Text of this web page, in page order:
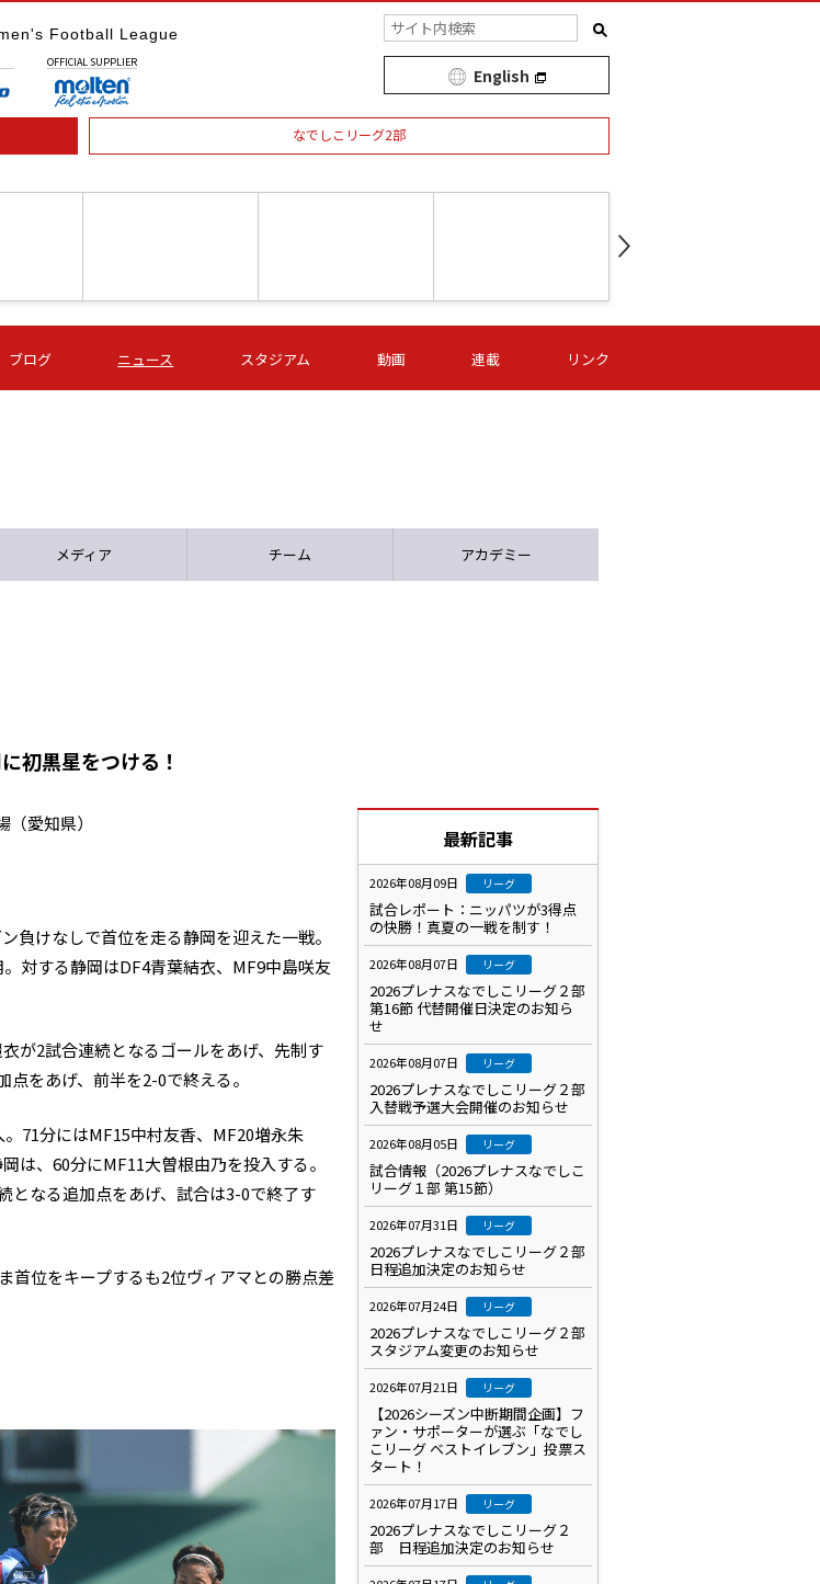
Football League
OFFICIAL SUPPLIER
English
なでしこリーグ2部
土) 16:00
Ｆ いちご
-
第16節 09/06 (日) 15:00
-
第16節 09/06 (日) 15:00
- -
ブログ ニュース スタジアム 動画 連載 リンク
メディア チーム アカデミー
初黒星をつける！
愛知県）
負けなしで首位を走る静岡を迎えた一戦。
対する静岡はDF4青葉結衣、MF9中島咲友
が2試合連続となるゴールをあげ、先制す
をあげ、前半を2-0で終える。
71分にはMF15中村友香、MF20増永朱
は、60分にMF11大曽根由乃を投入する。
となる追加点をあげ、試合は3-0で終了す
首位をキープするも2位ヴィアマとの勝点差
最新記事
2026年08月09日 リーグ
試合レポート：ニッパツが3得点
の快勝！真夏の一戦を制す！
2026年08月07日 リーグ
2026プレナスなでしこリーグ２部
第16節 代替開催日決定のお知ら
せ
2026年08月07日 リーグ
2026プレナスなでしこリーグ２部
入替戦予選大会開催のお知らせ
2026年08月05日 リーグ
試合情報（2026プレナスなでしこ
リーグ１部 第15節）
2026年07月31日 リーグ
2026プレナスなでしこリーグ２部
日程追加決定のお知らせ
2026年07月24日 リーグ
2026プレナスなでしこリーグ２部
スタジアム変更のお知らせ
2026年07月21日 リーグ
【2026シーズン中断期間企画】フ
ァン・サポーターが選ぶ「なでし
こリーグ ベストイレブン」投票ス
タート！
2026年07月17日 リーグ
2026プレナスなでしこリーグ２
部 日程追加決定のお知らせ